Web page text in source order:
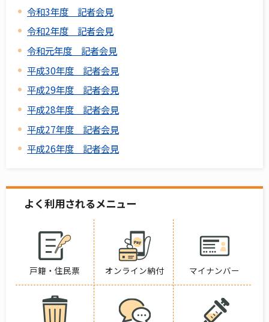
令和3年度 記者会見
令和2年度 記者会見
令和元年度 記者会見
平成30年度 記者会見
平成29年度 記者会見
平成28年度 記者会見
平成27年度 記者会見
平成26年度 記者会見
よく利用されるメニュー
戸籍・住民票 オンライン納付 マイナンバー